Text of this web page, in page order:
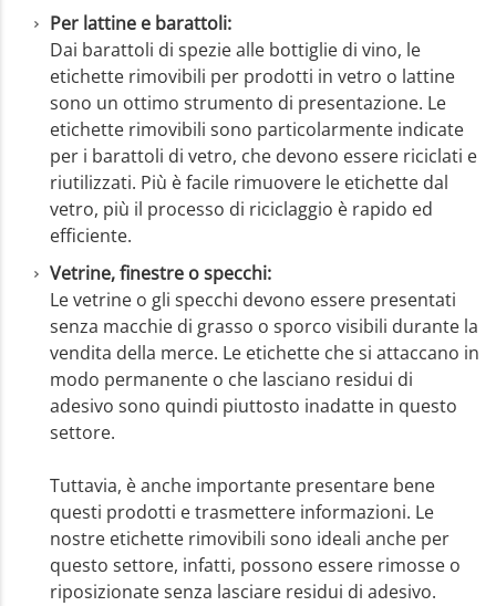
Per lattine e barattoli:
Dai barattoli di spezie alle bottiglie di vino, le
etichette rimovibili per prodotti in vetro o lattine
sono un ottimo strumento di presentazione. Le
etichette rimovibili sono particolarmente indicate
per i barattoli di vetro, che devono essere riciclati e
riutilizzati. Più è facile rimuovere le etichette dal
vetro, più il processo di riciclaggio è rapido ed
efficiente.
Vetrine, finestre o specchi:
Le vetrine o gli specchi devono essere presentati
senza macchie di grasso o sporco visibili durante la
vendita della merce. Le etichette che si attaccano in
modo permanente o che lasciano residui di
adesivo sono quindi piuttosto inadatte in questo
settore.
Tuttavia, è anche importante presentare bene
questi prodotti e trasmettere informazioni. Le
nostre etichette rimovibili sono ideali anche per
questo settore, infatti, possono essere rimosse o
riposizionate senza lasciare residui di adesivo.